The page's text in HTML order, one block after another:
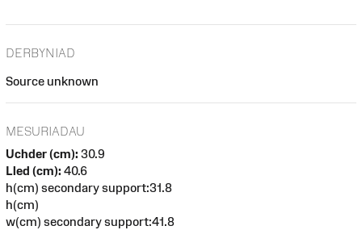
DERBYNIAD
Source unknown
MESURIADAU
Uchder (cm): 30.9
Lled (cm): 40.6
h(cm) secondary support:31.8
h(cm)
w(cm) secondary support:41.8